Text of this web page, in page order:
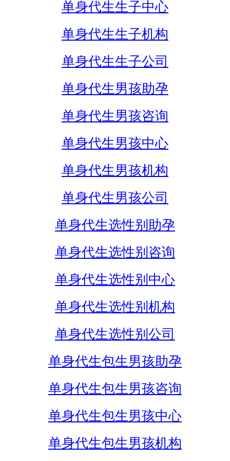
单身代生生子中心
单身代生生子机构
单身代生生子公司
单身代生男孩助孕
单身代生男孩咨询
单身代生男孩中心
单身代生男孩机构
单身代生男孩公司
单身代生选性别助孕
单身代生选性别咨询
单身代生选性别中心
单身代生选性别机构
单身代生选性别公司
单身代生包生男孩助孕
单身代生包生男孩咨询
单身代生包生男孩中心
单身代生包生男孩机构